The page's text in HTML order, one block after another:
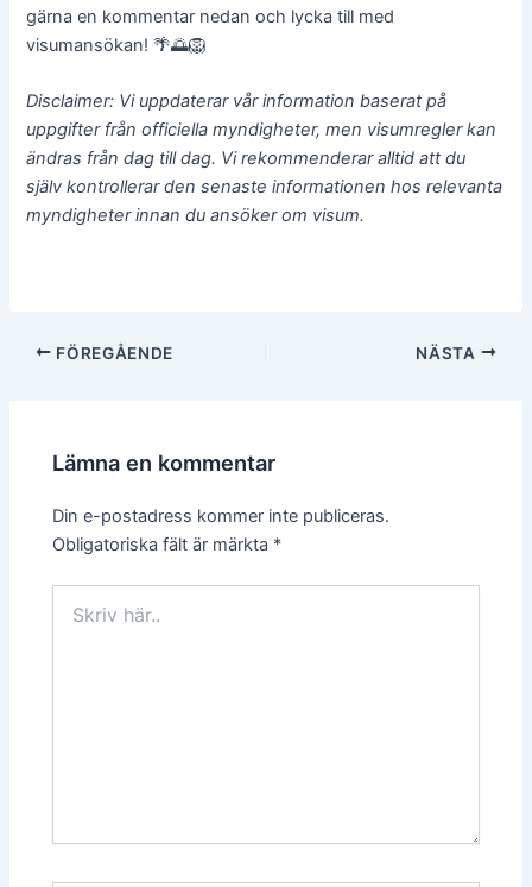
gärna en kommentar nedan och lycka till med
visumansökan! 🌴🌅🦁
Disclaimer: Vi uppdaterar vår information baserat på
uppgifter från officiella myndigheter, men visumregler kan
ändras från dag till dag. Vi rekommenderar alltid att du
själv kontrollerar den senaste informationen hos relevanta
myndigheter innan du ansöker om visum.
Inläggsnavigering
FÖREGÅENDE NÄSTA
Lämna en kommentar
Din e-postadress kommer inte publiceras.
Obligatoriska fält är märkta *
här..